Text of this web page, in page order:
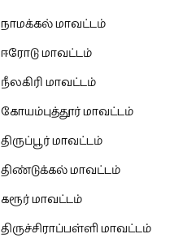
நாமக்கல் மாவட்டம்
ஈரோடு மாவட்டம்
நீலகிரி மாவட்டம்
கோயம்புத்தூர் மாவட்டம்
திருப்பூர் மாவட்டம்
திண்டுக்கல் மாவட்டம்
கரூர் மாவட்டம்
திருச்சிராப்பள்ளி மாவட்டம்